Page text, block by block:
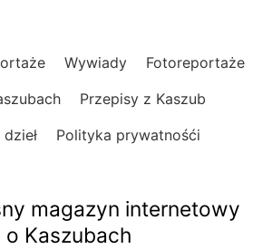
Wywiady
Fotoreportaże
Przepisy z Kaszub
Polityka prywatnośći
magazyn internetowy
o Kaszubach